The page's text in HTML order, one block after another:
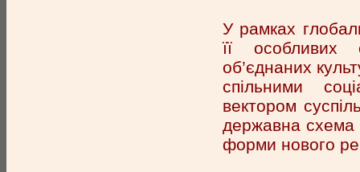
У рамках
її особливих
об’єднаних
спільними
вектором
державна схема
форми нового